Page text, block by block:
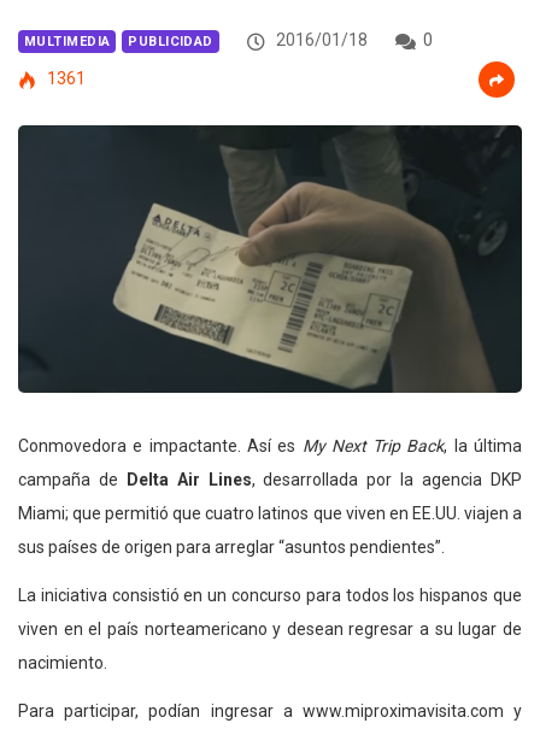
MULTIMEDIA PUBLICIDAD 2016/01/18
0
1361
Conmovedora e impactante. Así es My Next Trip Back, la última
campaña de Delta Air Lines, desarrollada por la agencia DKP
Miami; que permitió que cuatro latinos que viven en EE.UU. viajen a
sus países de origen para arreglar “asuntos pendientes”.
La iniciativa consistió en un concurso para todos los hispanos que
viven en el país norteamericano y desean regresar a su lugar de
nacimiento.
Para participar, podían ingresar a www.miproximavisita.com y